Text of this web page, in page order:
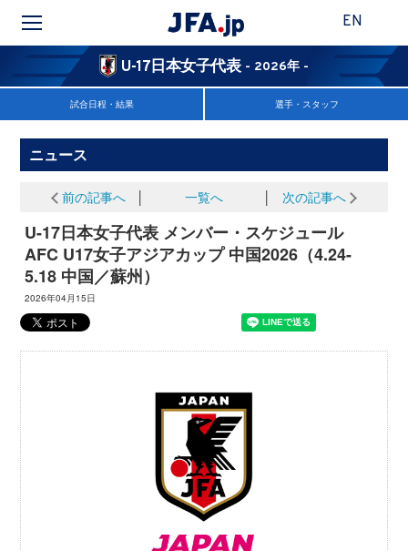
EN
U-17日本女子代表 - 2026年 -
試合日程・結果 選手・スタッフ
ニュース
前の記事へ 一覧へ 次の記事へ
U-17日本女子代表 メンバー・スケジュール
AFC U17女子アジアカップ 中国2026（4.24-
5.18 中国／蘇州）
2026年04月15日